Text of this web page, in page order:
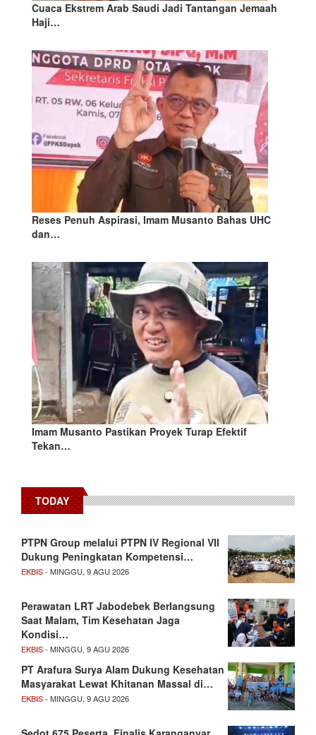
Cuaca Ekstrem Arab Saudi Jadi Tantangan Jemaah
Haji…
Reses Penuh Aspirasi, Imam Musanto Bahas UHC
dan…
Imam Musanto Pastikan Proyek Turap Efektif
Tekan…
TODAY
PTPN Group melalui PTPN IV Regional VII
Dukung Peningkatan Kompetensi…
EKBIS- MINGGU, 9 AGU 2026
Perawatan LRT Jabodebek Berlangsung
Saat Malam, Tim Kesehatan Jaga
Kondisi…
EKBIS- MINGGU, 9 AGU 2026
PT Arafura Surya Alam Dukung Kesehatan
Masyarakat Lewat Khitanan Massal di…
EKBIS- MINGGU, 9 AGU 2026